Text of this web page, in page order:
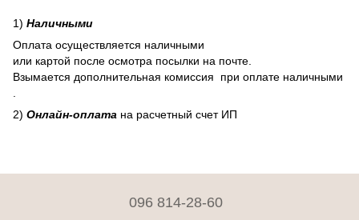
1) Наличными
Оплата осуществляется наличными
или картой после осмотра посылки на почте.
Взымается дополнительная комиссия при оплате наличными
2) Онлайн-оплата на расчетный счет ИП
096 814-28-60